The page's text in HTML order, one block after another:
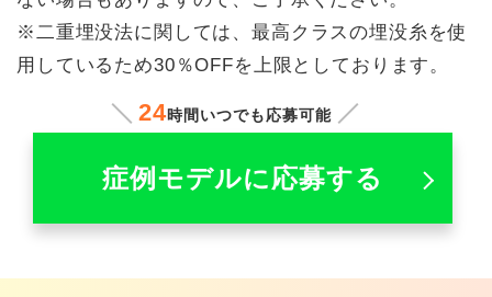
※二重埋没法に関しては、最高クラスの埋没糸を使
用しているため30％OFFを上限としております。
24時間いつでも応募可能
症例モデルに応募する